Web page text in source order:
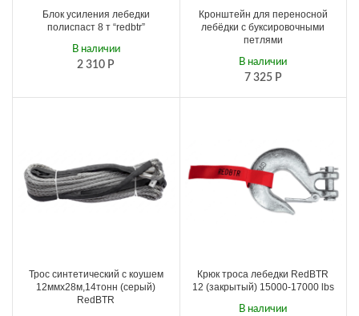
Блок усиления лебедки
полиспаст 8 т “redbtr”
2 310 Р
В наличии
Кронштейн для переносной
лебёдки с буксировочными
петлями
7 325 Р
В наличии
Трос синтетический с коушем
12ммх28м,14тонн (серый)
RedBTR
Крюк троса лебедки RedBTR
12 (закрытый) 15000-17000 lbs
В наличии